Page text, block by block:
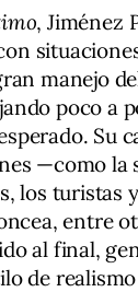
, Jiménez
manejo
poco a
Su
—como la
los turistas
entre
al final,
de